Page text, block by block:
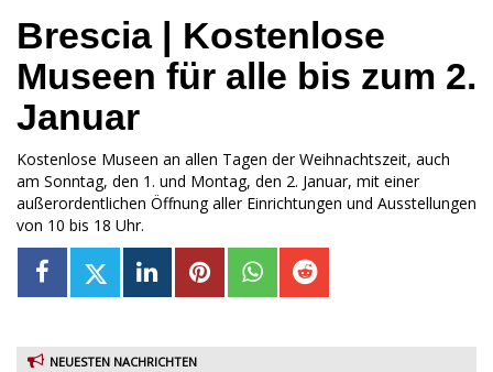
Brescia | Kostenlose
Museen für alle bis zum 2.
Januar
Kostenlose Museen an allen Tagen der Weihnachtszeit, auch
am Sonntag, den 1. und Montag, den 2. Januar, mit einer
außerordentlichen Öffnung aller Einrichtungen und Ausstellungen
von 10 bis 18 Uhr.
NEUESTEN NACHRICHTEN